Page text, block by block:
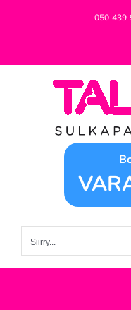
050 439
Siirry...